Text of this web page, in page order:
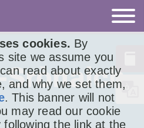
cookies. By
site we assume you
read about exactly
and why we set them,
. This banner will not
may read our cookie
the link at the
Srònaich